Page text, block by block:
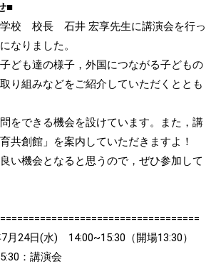
■
校 校長 石井 宏享先生に講演会を行っ
なりました。
ども達の様子，外国につながる子どもの
り組みなどをご紹介していただくととも
をできる機会を設けています。また，講
共創館」を案内していただきますよ！
い機会となると思うので，ぜひ参加して
24日(水) 14:00~15:30（開場13:30）
：講演会